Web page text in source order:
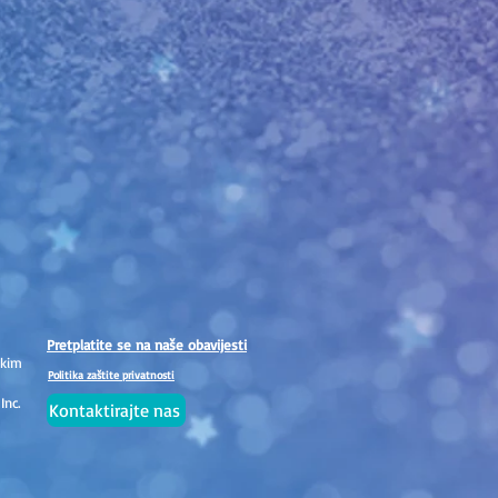
Pretplatite se na naše obavijesti
Politika zaštite privatnosti
Kontaktirajte nas